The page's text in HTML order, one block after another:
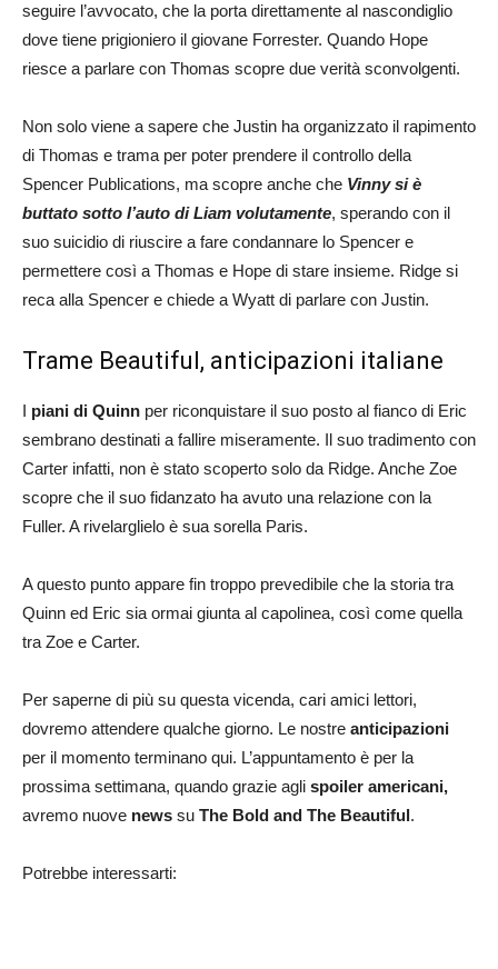
seguire l’avvocato, che la porta direttamente al nascondiglio
dove tiene prigioniero il giovane Forrester. Quando Hope
riesce a parlare con Thomas scopre due verità sconvolgenti.
Non solo viene a sapere che Justin ha organizzato il rapimento
di Thomas e trama per poter prendere il controllo della
Spencer Publications, ma scopre anche che Vinny si è
buttato sotto l’auto di Liam volutamente, sperando con il
suo suicidio di riuscire a fare condannare lo Spencer e
permettere così a Thomas e Hope di stare insieme. Ridge si
reca alla Spencer e chiede a Wyatt di parlare con Justin.
Trame Beautiful, anticipazioni italiane
I piani di Quinn per riconquistare il suo posto al fianco di Eric
sembrano destinati a fallire miseramente. Il suo tradimento con
Carter infatti, non è stato scoperto solo da Ridge. Anche Zoe
scopre che il suo fidanzato ha avuto una relazione con la
Fuller. A rivelarglielo è sua sorella Paris.
A questo punto appare fin troppo prevedibile che la storia tra
Quinn ed Eric sia ormai giunta al capolinea, così come quella
tra Zoe e Carter.
Per saperne di più su questa vicenda, cari amici lettori,
dovremo attendere qualche giorno. Le nostre anticipazioni
per il momento terminano qui. L’appuntamento è per la
prossima settimana, quando grazie agli spoiler americani,
avremo nuove news su The Bold and The Beautiful.
Potrebbe interessarti: